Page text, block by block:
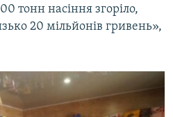
тонн насіння згоріло,
20 мільйонів гривень»,